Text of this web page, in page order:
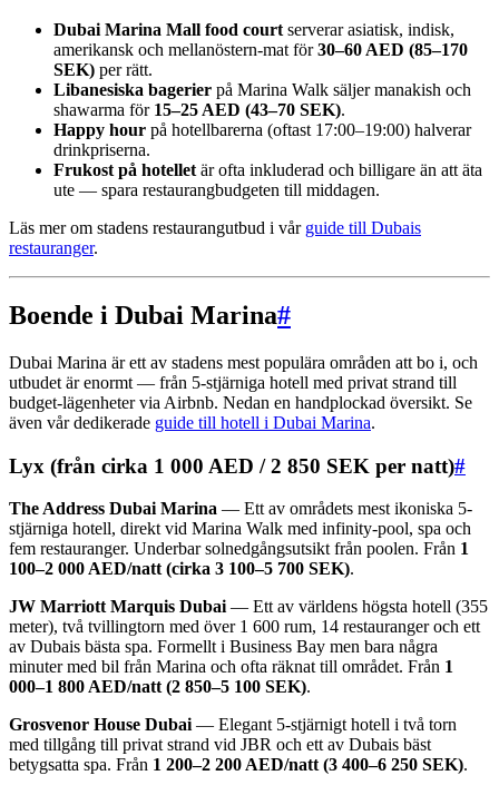
Dubai Marina Mall food court serverar asiatisk, indisk,
amerikansk och mellanöstern-mat för30–60 AED (85–170
SEK) per rätt.
Libanesiska bagerier på Marina Walk säljer manakish och
shawarma för 15–25 AED (43–70 SEK).
Happy hour på hotellbarerna (oftast 17:00–19:00) halverar
drinkpriserna.
Frukost på hotellet är ofta inkluderad och billigare än att äta
ute — spara restaurangbudgeten till middagen.
Läs mer om stadens restaurangutbud i vår guide till Dubais
restauranger.
Boende i Dubai Marina#
Dubai Marina är ett av stadens mest populära områden att bo i, och
utbudet är enormt — från 5-stjärniga hotell med privat strand till
budget-lägenheter via Airbnb. Nedan en handplockad översikt. Se
även vår dedikerade guide till hotell i Dubai Marina.
Lyx (från cirka 1 000 AED / 2 850 SEK per natt)#
The Address Dubai Marina — Ett av områdets mest ikoniska 5-
stjärniga hotell, direkt vid Marina Walk med infinity-pool, spa och
fem restauranger. Underbar solnedgångsutsikt från poolen. Från 1
100–2 000 AED/natt (cirka 3 100–5 700 SEK).
JW Marriott Marquis Dubai — Ett av världens högsta hotell (355
meter), två tvillingtorn med över 1 600 rum, 14 restauranger och ett
av Dubais bästa spa. Formellt i Business Bay men bara några
minuter med bil från Marina och ofta räknat till området. Från 1
000–1 800 AED/natt (2 850–5 100 SEK).
Grosvenor House Dubai — Elegant 5-stjärnigt hotell i två torn
med tillgång till privat strand vid JBR och ett av Dubais bäst
betygsatta spa. Från 1 200–2 200 AED/natt (3 400–6 250 SEK).